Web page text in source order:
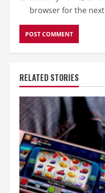
browser for the
RELATED STORIES